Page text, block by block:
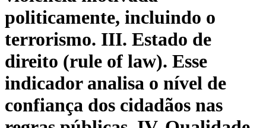
politicamente, incluindo o
terrorismo. III. Estado de
direito (rule of law). Esse
indicador analisa o nível de
confiança dos cidadãos nas